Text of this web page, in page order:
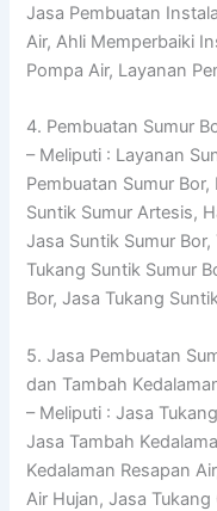
Jasa Pembuatan
Air, Ahli Memperbaiki
Pompa Air, Layanan
4. Pembuatan Sumur
– Meliputi : Layanan
Pembuatan Sumur
Suntik Sumur Artesis,
Jasa Suntik Sumur
Tukang Suntik Sumur
Bor, Jasa Tukang
5. Jasa Pembuatan
dan Tambah
– Meliputi : Jasa
Jasa Tambah
Kedalaman Resapan
Air Hujan, Jasa Tukang